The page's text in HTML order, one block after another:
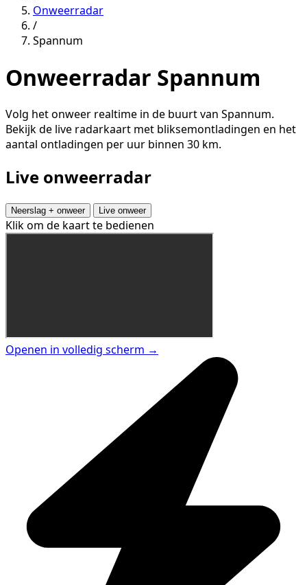
Onweerradar
/
Spannum
Onweerradar Spannum
Volg het onweer realtime in de buurt van Spannum.
Bekijk de live radarkaart met bliksemontladingen en het
aantal ontladingen per uur binnen 30 km.
Live onweerradar
Neerslag + onweer Live onweer
Klik om de kaart te bedienen
Openen in volledig scherm →